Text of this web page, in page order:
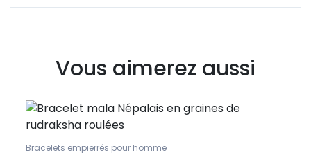
Vous aimerez aussi
Bracelets empierrés pour homme